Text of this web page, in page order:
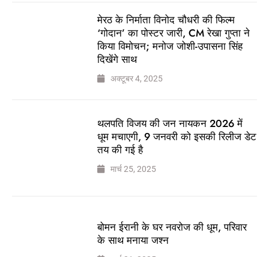
मेरठ के निर्माता विनोद चौधरी की फिल्म
‘गोदान’ का पोस्टर जारी, CM रेखा गुप्ता ने
किया विमोचन; मनोज जोशी-उपासना सिंह
दिखेंगे साथ
अक्टूबर 4, 2025
थलपति विजय की जन नायकन 2026 में
धूम मचाएगी, 9 जनवरी को इसकी रिलीज डेट
तय की गई है
मार्च 25, 2025
बोमन ईरानी के घर नवरोज की धूम, परिवार
के साथ मनाया जश्न